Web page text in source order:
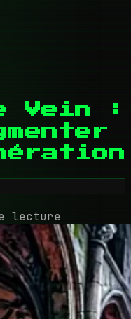
Vein :
lecture